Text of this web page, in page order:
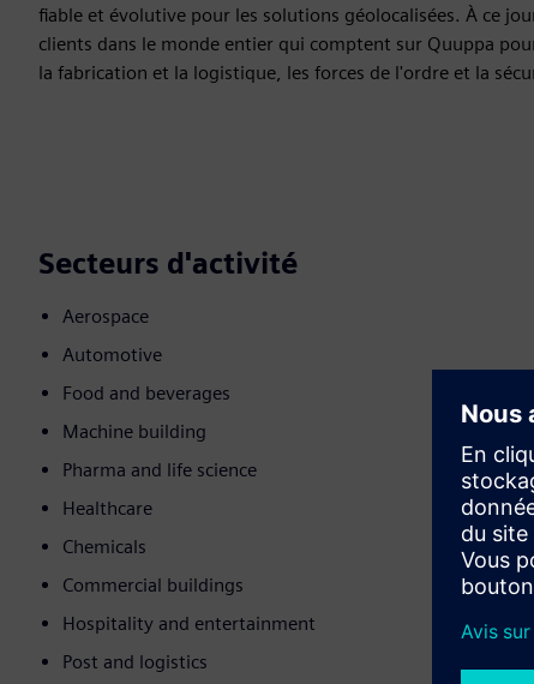
fiable et évolutive pour les solutions géolocalisées. À ce
clients dans le monde entier qui comptent sur Quuppa
la fabrication et la logistique, les forces de l'ordre et la
Secteurs d'activité
Aerospace
Automotive
Food and beverages
Machine building
Pharma and life science
Healthcare
Chemicals
Commercial buildings
Hospitality and entertainment
Post and logistics